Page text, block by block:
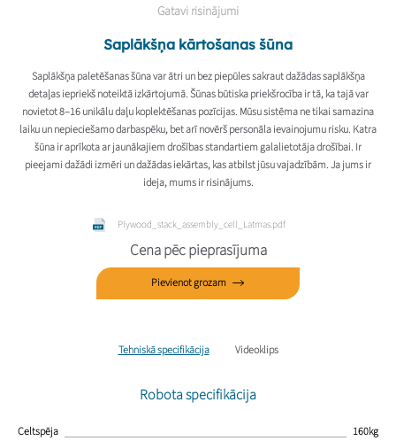
Gatavi risinājumi
Saplākšņa kārtošanas šūna
Saplākšņa paletēšanas šūna var ātri un bez piepūles sakraut dažādas saplākšņa
detaļas iepriekš noteiktā izkārtojumā. Šūnas būtiska priekšrocība ir tā, ka tajā var
novietot 8–16 unikālu daļu koplektēšanas pozīcijas. Mūsu sistēma ne tikai samazina
laiku un nepieciešamo darbaspēku, bet arī novērš personāla ievainojumu risku. Katra
šūna ir aprīkota ar jaunākajiem drošības standartiem galalietotāja drošībai. Ir
pieejami dažādi izmēri un dažādas iekārtas, kas atbilst jūsu vajadzībām. Ja jums ir
ideja, mums ir risinājums.
Cena pēc pieprasījuma
Plywood_stack_assembly_cell_Latmas.pdf
Pievienot grozam
Tehniskā specifikācija Videoklips
Robota specifikācija
Celtspēja
160kg